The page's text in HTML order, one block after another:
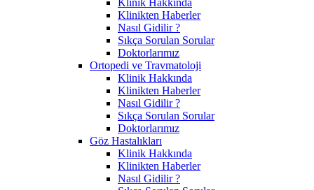
Klinikten Haberler
Nasıl Gidilir ?
Sıkça Sorulan Sorular
Doktorlarımız
Ortopedi ve Travmatoloji
Klinik Hakkında
Klinikten Haberler
Nasıl Gidilir ?
Sıkça Sorulan Sorular
Doktorlarımız
Göz Hastalıkları
Klinik Hakkında
Klinikten Haberler
Nasıl Gidilir ?